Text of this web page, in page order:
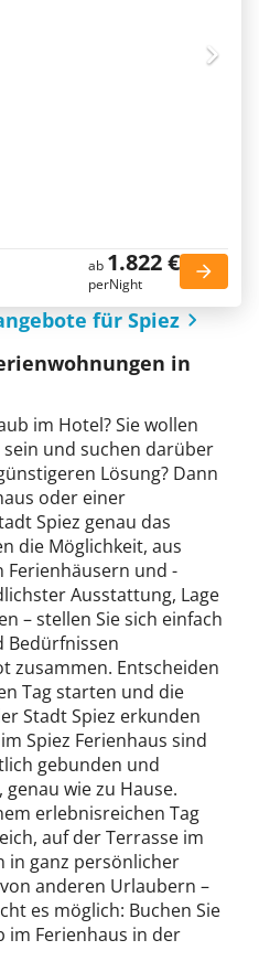
ab 1.822 €
perNight
für Spiez
in
im Hotel? Sie wollen
und suchen darüber
Lösung? Dann
oder einer
Spiez genau das
die Möglichkeit, aus
Ferienhäusern und -
Ausstattung, Lage
– stellen Sie sich einfach
Bedürfnissen
zusammen. Entscheiden
Tag starten und die
Stadt Spiez erkunden
Spiez Ferienhaus sind
gebunden und
wie zu Hause.
erlebnisreichen Tag
auf der Terrasse im
in ganz persönlicher
anderen Urlaubern –
es möglich: Buchen Sie
im Ferienhaus in der